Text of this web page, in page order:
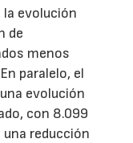
evolución
de
menos
paralelo, el
evolución
con 8.099
reducción